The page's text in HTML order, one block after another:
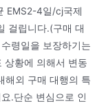
EMS2-4일/cj국제
걸립니다.(구매 대
령일을 보장하기는
상황에 의해서 변동
외 구매 대행의 특
.단순 변심으로 인